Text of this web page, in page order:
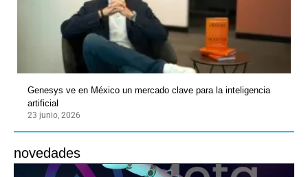
Genesys ve en México un mercado clave para la inteligencia
artificial
23 junio, 2026
novedades